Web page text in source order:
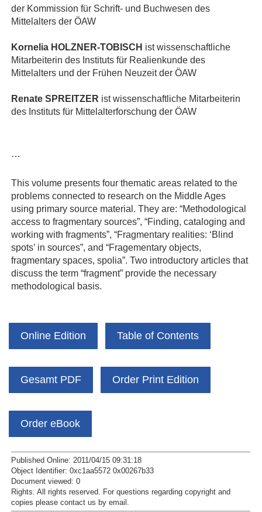
der Kommission für Schrift- und Buchwesen des
Mittelalters der ÖAW
Kornelia HOLZNER-TOBISCH ist wissenschaftliche
Mitarbeiterin des Instituts für Realienkunde des
Mittelalters und der Frühen Neuzeit der ÖAW
Renate SPREITZER ist wissenschaftliche Mitarbeiterin
des Instituts für Mittelalterforschung der ÖAW
This volume presents four thematic areas related to the
problems connected to research on the Middle Ages
using primary source material. They are: “Methodological
access to fragmentary sources”, “Finding, cataloging and
working with fragments”, “Fragmentary realities: ‘Blind
spots’ in sources”, and “Fragementary objects,
fragmentary spaces, spolia”. Two introductory articles that
discuss the term “fragment” provide the necessary
methodological basis.
Online Edition Table of Contents
Gesamt PDF Order Print Edition
Order eBook
Published Online: 2011/04/15 09:31:18
Object Identifier: 0xc1aa5572 0x00267b33
Document viewed: 0
Rights: All rights reserved.
For questions regarding copyright and
copies please contact us by email